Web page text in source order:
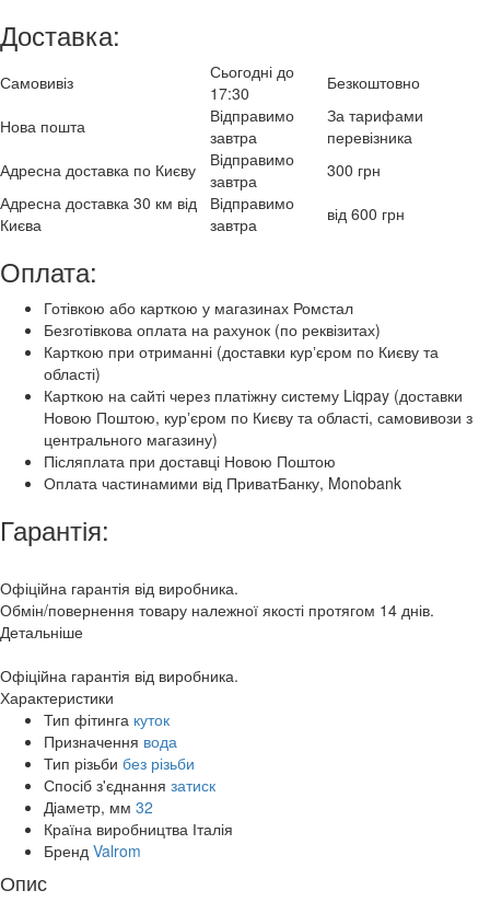
Доставка:
Самовивіз
Сьогодні до
17:30
Безкоштовно
Нова пошта
Відправимо
завтра
За тарифами
перевізника
Адресна доставка по Києву
Відправимо
завтра
300 грн
Адресна доставка 30 км від
Києва
Відправимо
завтра
від 600 грн
Оплата:
Готівкою або карткою у магазинах Ромстал
Безготівкова оплата на рахунок (по реквізитах)
Карткою при отриманні (доставки курʼєром по Києву та
області)
Карткою на сайті через платіжну систему Liqpay (доставки
Новою Поштою, курʼєром по Києву та області, самовивози з
центрального магазину)
Післяплата при доставці Новою Поштою
Оплата частинамими від ПриватБанку, Monobank
Гарантія:
Офіційна гарантія від виробника.
Обмін/повернення товару належної якості протягом 14 днів.
Детальніше
Офіційна гарантія від виробника.
Характеристики
Тип фітинга куток
Призначення вода
Тип різьби без різьби
Спосіб з'єднання затиск
Діаметр, мм 32
Країна виробництва Італія
Бренд Valrom
Опис